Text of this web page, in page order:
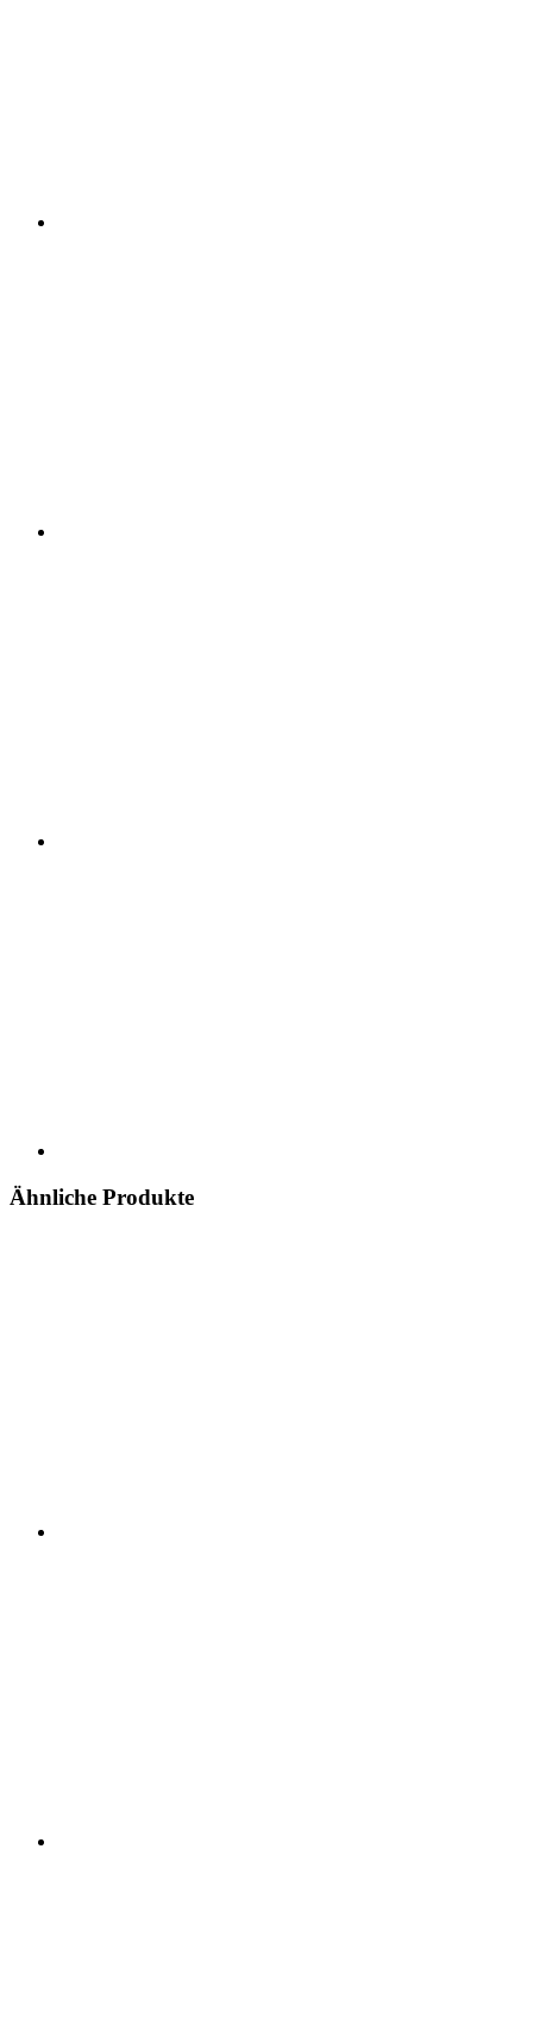
Ähnliche Produkte